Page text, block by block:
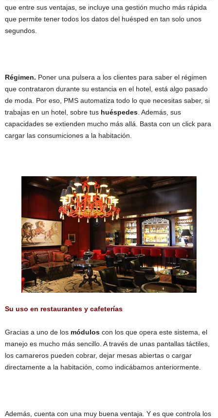
que entre sus ventajas, se incluye una gestión mucho más rápida
que permite tener todos los datos del huésped en tan solo unos
segundos.
Régimen. Poner una pulsera a los clientes para saber el régimen
que contrataron durante su estancia en el hotel, está algo pasado
de moda. Por eso, PMS automatiza todo lo que necesitas saber, si
trabajas en un hotel, sobre tus huéspedes . Además, sus
capacidades se extienden mucho más allá. Basta con un click para
cargar las consumiciones a la habitación.
Su uso en restaurantes y cafeterías
Gracias a uno de los módulos con los que opera este sistema, el
manejo es mucho más sencillo. A través de unas pantallas táctiles,
los camareros pueden cobrar, dejar mesas abiertas o cargar
directamente a la habitación, como indicábamos anteriormente.
Además, cuenta con una muy buena ventaja. Y es que controla los